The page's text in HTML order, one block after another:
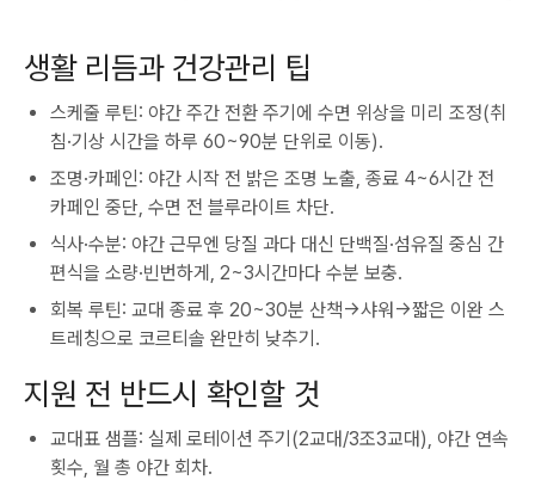
생활 리듬과 건강관리 팁
스케줄 루틴: 야간 주간 전환 주기에 수면 위상을 미리 조정(취
침·기상 시간을 하루 60~90분 단위로 이동).
조명·카페인: 야간 시작 전 밝은 조명 노출, 종료 4~6시간 전
카페인 중단, 수면 전 블루라이트 차단.
식사·수분: 야간 근무엔 당질 과다 대신 단백질·섬유질 중심 간
편식을 소량·빈번하게, 2~3시간마다 수분 보충.
회복 루틴: 교대 종료 후 20~30분 산책→샤워→짧은 이완 스
트레칭으로 코르티솔 완만히 낮추기.
지원 전 반드시 확인할 것
교대표 샘플: 실제 로테이션 주기(2교대/3조3교대), 야간 연속
횟수, 월 총 야간 회차.